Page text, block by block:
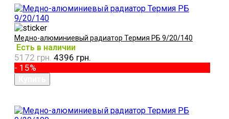
Медно-алюминиевый радиатор Термия РБ 9/20/140
Есть в наличии
5172 грн. 4396 грн.
- 15%